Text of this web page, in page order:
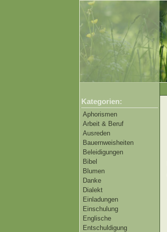
Kategorien:
Aphorismen
Arbeit & Beruf
Ausreden
Bauernweisheiten
Beleidigungen
Bibel
Blumen
Danke
Dialekt
Einladungen
Einschulung
Englische
Entschuldigung